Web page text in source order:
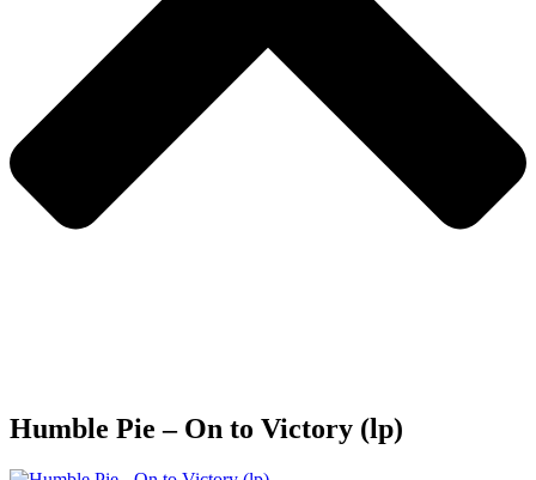
Humble Pie – On to Victory (lp)